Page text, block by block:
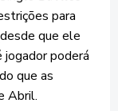
para
que ele
jogador poderá
que as
Abril.